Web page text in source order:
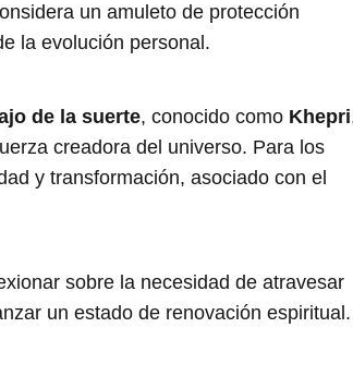
un amuleto de protección
la evolución personal.
de la suerte, conocido como Khepri
creadora del universo. Para los
y transformación, asociado con el
sobre la necesidad de atravesar
un estado de renovación espiritual.